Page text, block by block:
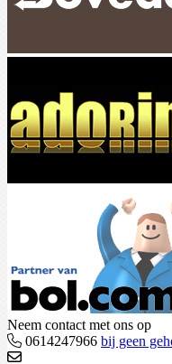
Neem contact met ons op
0614247966 bij geen